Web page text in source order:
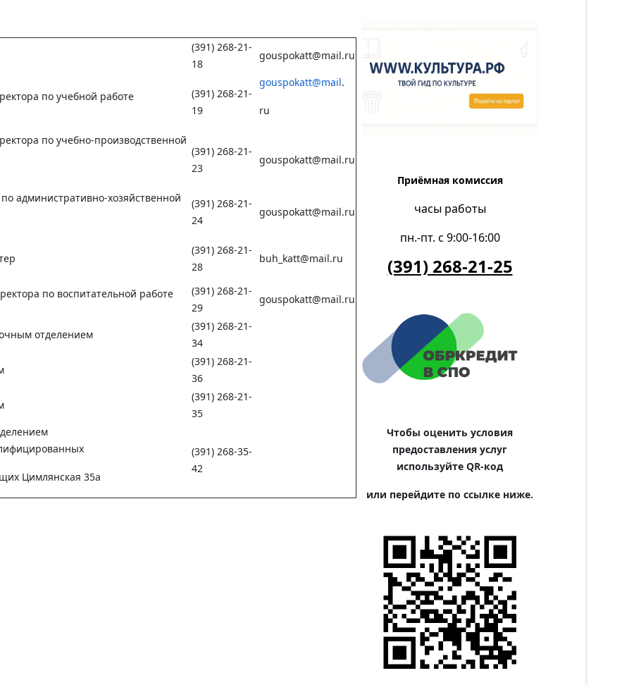
(391) 268-21-
18
gouspokatt@mail.ru
по учебной работе
(391) 268-21-
19
gouspokatt@mail.
ru
по учебно-производственной
(391) 268-21-
23
gouspokatt@mail.ru
административно-хозяйственной
(391) 268-21-
24
gouspokatt@mail.ru
(391) 268-21-
28
buh_katt@mail.ru
по воспитательной работе
(391) 268-21-
29
gouspokatt@mail.ru
отделением
(391) 268-21-
34
(391) 268-21-
36
(391) 268-21-
35
Цимлянская 35а
(391) 268-35-
42
Приёмная комиссия
часы работы
пн.-пт. с 9:00-16:00
(391) 268-21-25
Чтобы оценить условия
предоставления услуг
используйте QR-код
или перейдите по ссылке ниже.